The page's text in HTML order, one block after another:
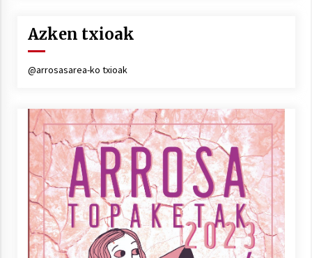
Azken txioak
@arrosasarea-ko txioak